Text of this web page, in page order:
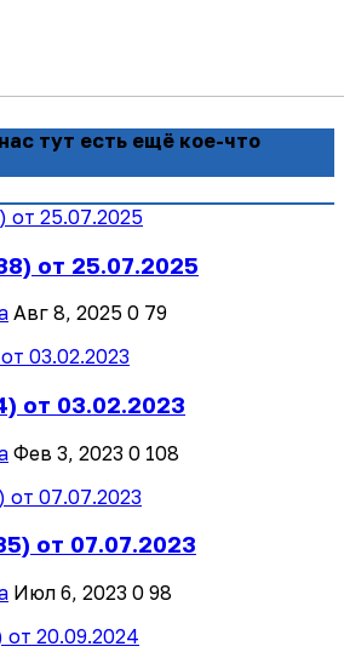
тут есть ещё кое-что
от 25.07.2025
Авг 8, 2025 0 79
от 03.02.2023
Фев 3, 2023 0 108
от 07.07.2023
Июл 6, 2023 0 98